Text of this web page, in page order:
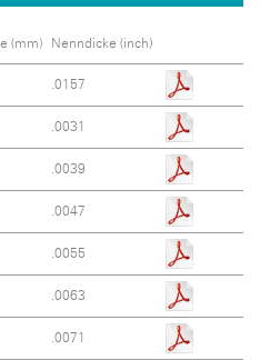
(mm) Nenndicke (inch)
.0157
.0031
.0039
.0047
.0055
.0063
.0071